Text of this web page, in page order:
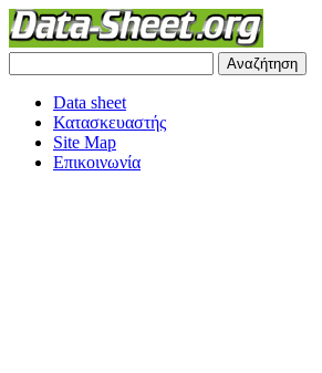
Data sheet
Κατασκευαστής
Site Map
Επικοινωνία